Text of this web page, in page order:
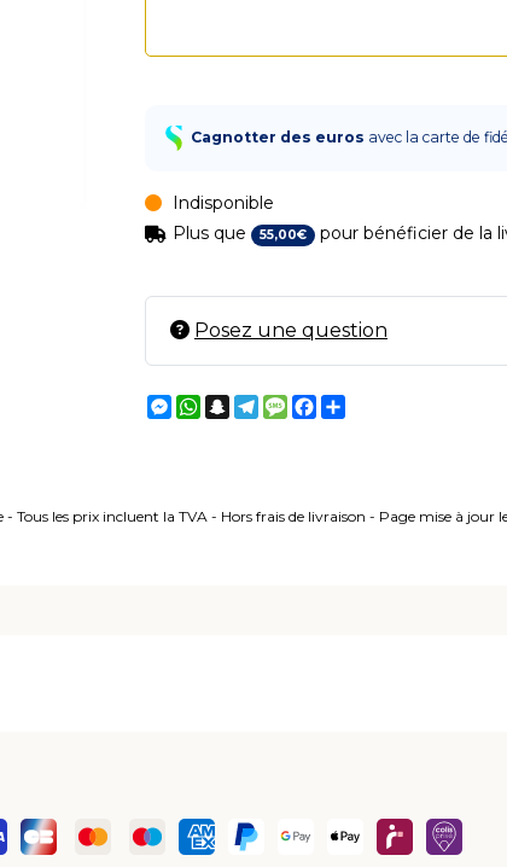
Cagnotter des euros avec la carte de
Indisponible
Plus que
55,00€ pour bénéficier de la
Posez une question
Messenger
WhatsApp
Snapchat
Telegram
MessageFacebook
Tous les prix incluent la TVA - Hors frais de livraison - Page mise à jour